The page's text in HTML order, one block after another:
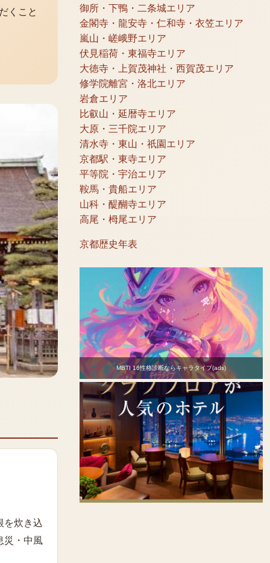
くこと
を炊き込
災・中風
御所・下鴨・二条城エリア
金閣寺・龍安寺・仁和寺・衣笠エリア
嵐山・嵯峨野エリア
伏見稲荷・東福寺エリア
大徳寺・上賀茂神社・西賀茂エリア
修学院離宮・洛北エリア
岩倉エリア
比叡山・延暦寺エリア
大原・三千院エリア
清水寺・東山・祇園エリア
京都駅・東寺エリア
平等院・宇治エリア
鞍馬・貴船エリア
山科・醍醐寺エリア
高尾・栂尾エリア
京都歴史年表
MBTI 16性格診断ならキャラタイプ(ads)